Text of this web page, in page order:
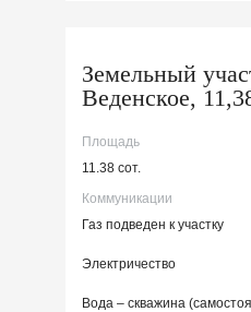
Земельный
Веденское,
Площадь
11.38 сот.
Коммуникации
Газ подведен к участку
Электричество
Вода – скважина